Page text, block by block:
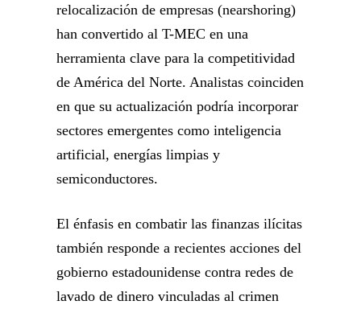
relocalización de empresas (nearshoring)
han convertido al T-MEC en una
herramienta clave para la competitividad
de América del Norte. Analistas coinciden
en que su actualización podría incorporar
sectores emergentes como inteligencia
artificial, energías limpias y
semiconductores.
El énfasis en combatir las finanzas ilícitas
también responde a recientes acciones del
gobierno estadounidense contra redes de
lavado de dinero vinculadas al crimen